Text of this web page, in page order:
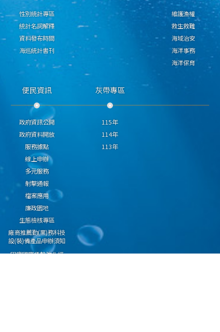
性別統計專區
統計名詞解釋
資料發布時間
海巡統計書刊
維護漁權
救生救難
海域治安
海洋事務
海洋保育
便民資訊
政府資訊公開
政府資料開放
服務據點
線上申辦
多元服務
射擊通報
檔案應用
廉政園地
生態檢核專區
廠商推薦勤(業)務科技
設(裝)備產品申辦須知
因應國際情勢強化經
灰帶專區
115年
114年
113年